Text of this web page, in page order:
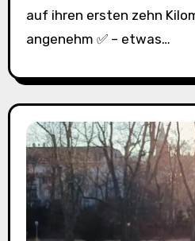
auf ihren ersten zehn
angenehm ✅ – etwas…